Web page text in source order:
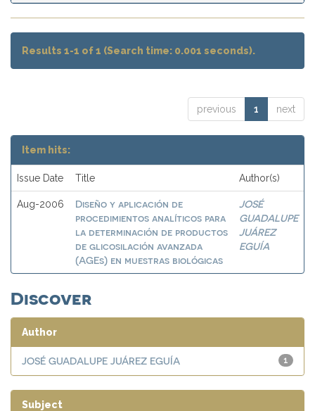
Results 1-1 of 1 (Search time: 0.001 seconds).
previous 1 next
Item hits:
Issue Date Title Author(s)
Aug-2006
Diseño y aplicación de
procedimientos analíticos para
la determinación de productos
de glicosilación avanzada
(AGEs) en muestras biológicas
JOSÉ
GUADALUPE
JUÁREZ
EGUÍA
Discover
Author
1
JOSÉ GUADALUPE JUÁREZ EGUÍA
Subject